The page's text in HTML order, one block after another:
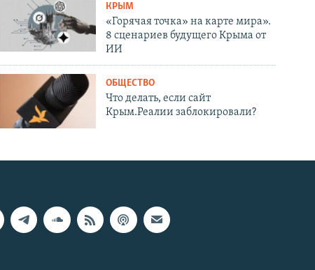
КРЫМ
«Горячая точка» на карте мира».
8 сценариев будущего Крыма от
ИИ
ОБЩЕСТВО
Что делать, если сайт
Крым.Реалии заблокировали?